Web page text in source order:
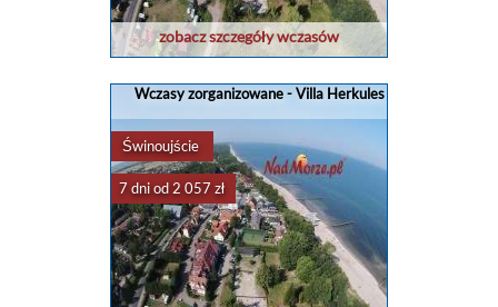
zobacz szczegóły wczasów
Wczasy zorganizowane - Villa Herkules
Świnoujście
7 dni od 2 057 zł